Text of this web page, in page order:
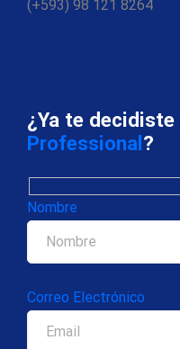
(+593) 98 121 8264
¿Ya te decidiste
Professional?
Nombre
Correo Electrónico